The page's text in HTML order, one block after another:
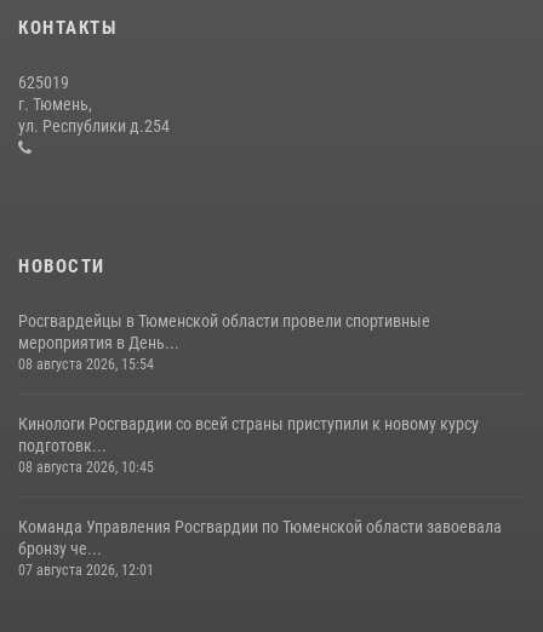
Сотрудники тюменского СОБР "Сова" отработали навыки
десантирования на Урале
16 июля 2026, 10:42
КОНТАКТЫ
625019
г. Тюмень,
ул. Республики д.254
НОВОСТИ
Росгвардейцы в Тюменской области провели спортивные
мероприятия в День...
08 августа 2026, 15:54
Кинологи Росгвардии со всей страны приступили к новому курсу
подготовк...
08 августа 2026, 10:45
Команда Управления Росгвардии по Тюменской области завоевала
бронзу че...
07 августа 2026, 12:01